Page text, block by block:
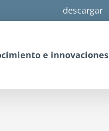
descargar
e innovaciones